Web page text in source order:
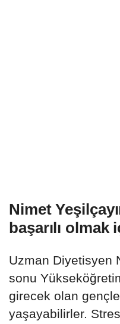
Nimet
başarılı olmak
Uzman Diyetisyen
sonu
girecek olan
yaşayabilirler.